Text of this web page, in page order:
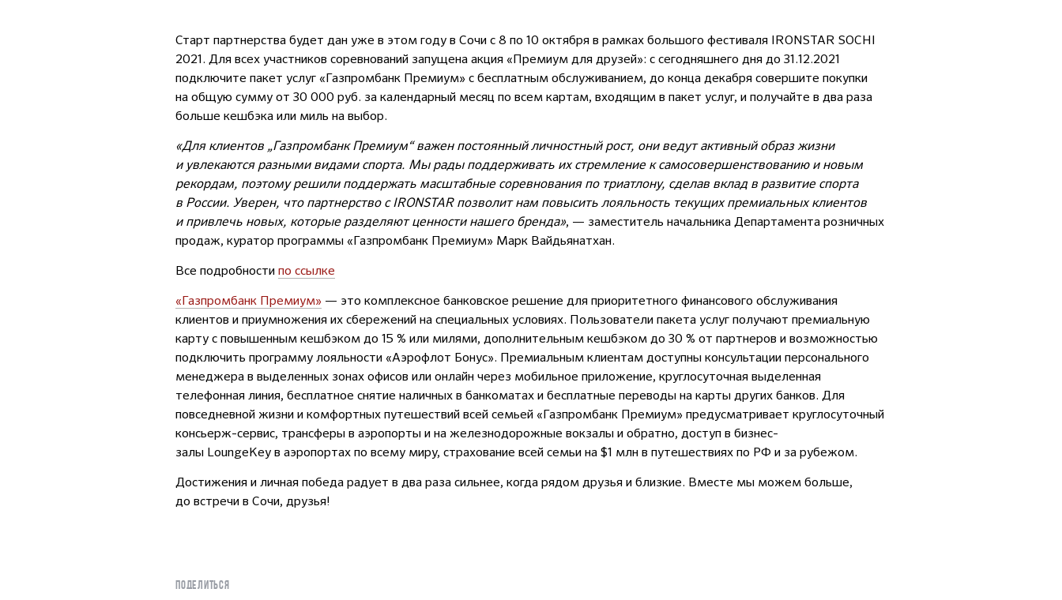
Старт партнерства будет дан уже в этом году в Сочи с 8 по 10 октября в рамках большого фестиваля IRONSTAR SOCHI
2021. Для всех участников соревнований запущена акция «Премиум для друзей»: с сегодняшнего дня до 31.12.2021
подключите пакет услуг «Газпромбанк Премиум» с бесплатным обслуживанием, до конца декабря совершите покупки
на общую сумму от 30 000 руб. за календарный месяц по всем картам, входящим в пакет услуг, и получайте в два раза
больше кешбэка или миль на выбор.
«Для клиентов „Газпромбанк Премиум“ важен постоянный личностный рост, они ведут активный образ жизни
и увлекаются разными видами спорта. Мы рады поддерживать их стремление к самосовершенствованию и новым
рекордам, поэтому решили поддержать масштабные соревнования по триатлону, сделав вклад в развитие спорта
в России. Уверен, что партнерство с IRONSTAR позволит нам повысить лояльность текущих премиальных клиентов
и привлечь новых, которые разделяют ценности нашего бренда», — заместитель начальника Департамента розничных
продаж, куратор программы «Газпромбанк Премиум» Марк Вайдьянатхан.
Все подробностипо ссылке
«Газпромбанк Премиум» — это комплексное банковское решение для приоритетного финансового обслуживания
клиентов и приумножения их сбережений на специальных условиях. Пользователи пакета услуг получают премиальную
карту с повышенным кешбэком до 15 % или милями, дополнительным кешбэком до 30 % от партнеров и возможностью
подключить программу лояльности «Аэрофлот Бонус». Премиальным клиентам доступны консультации персонального
менеджера в выделенных зонах офисов или онлайн через мобильное приложение, круглосуточная выделенная
телефонная линия, бесплатное снятие наличных в банкоматах и бесплатные переводы на карты других банков. Для
повседневной жизни и комфортных путешествий всей семьей «Газпромбанк Премиум» предусматривает круглосуточный
консьерж-сервис, трансферы в аэропорты и на железнодорожные вокзалы и обратно, доступ в бизнес-
залы LoungeKey в аэропортах по всему миру, страхование всей семьи на $1 млн в путешествиях по РФ и за рубежом.
Достижения и личная победа радует в два раза сильнее, когда рядом друзья и близкие. Вместе мы можем больше,
до встречи в Сочи, друзья!
ПОДЕЛИТЬСЯ